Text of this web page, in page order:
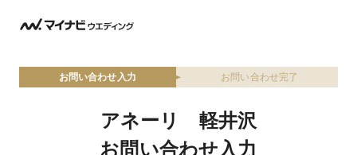
お問い合わせ入力 お問い合わせ完了
アネーリ 軽井沢
お問い合わせ入力